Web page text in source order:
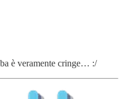
è veramente cringe… :/